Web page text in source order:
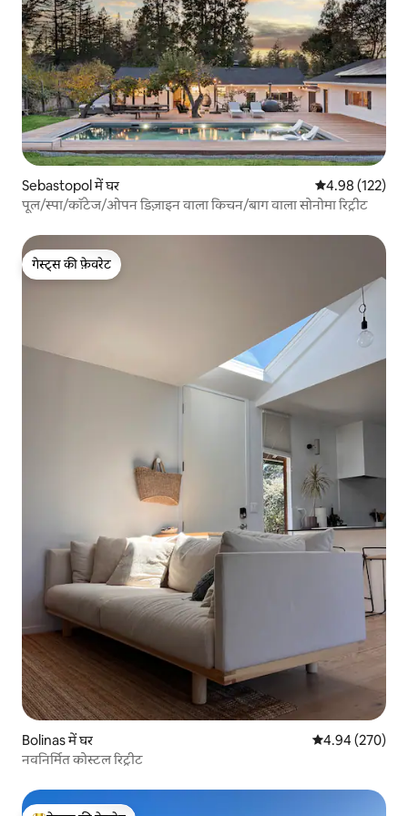
Sebastopol में घर औसत रेटिंग 5 में से
4.98 (122)
पूल/स्पा/कॉटेज/ओपन डिज़ाइन वाला किचन/बाग वाला सोनोमा रिट्रीट
गेस्ट्स की फ़ेवरेट
गेस्ट्स की फ़ेवरेट
Bolinas में घर औसत रेटिंग 5 में से
4.94 (270)
नवनिर्मित कोस्टल रिट्रीट